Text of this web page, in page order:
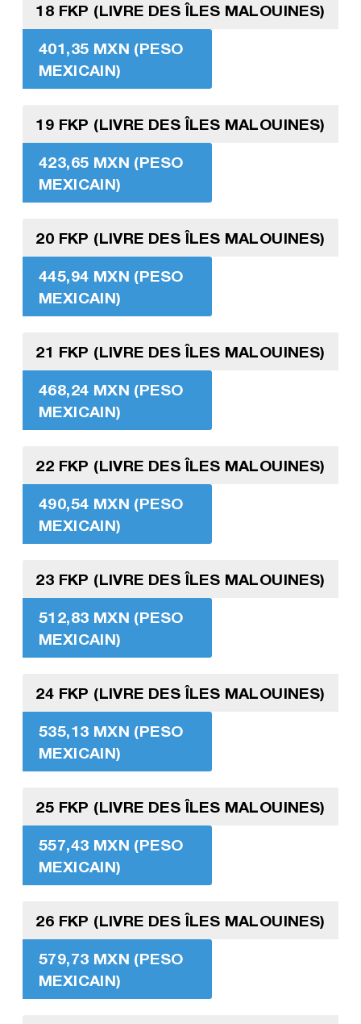
18 FKP (LIVRE DES ÎLES MALOUINES)
401,35 MXN (PESO
MEXICAIN)
19 FKP (LIVRE DES ÎLES MALOUINES)
423,65 MXN (PESO
MEXICAIN)
20 FKP (LIVRE DES ÎLES MALOUINES)
445,94 MXN (PESO
MEXICAIN)
21 FKP (LIVRE DES ÎLES MALOUINES)
468,24 MXN (PESO
MEXICAIN)
22 FKP (LIVRE DES ÎLES MALOUINES)
490,54 MXN (PESO
MEXICAIN)
23 FKP (LIVRE DES ÎLES MALOUINES)
512,83 MXN (PESO
MEXICAIN)
24 FKP (LIVRE DES ÎLES MALOUINES)
535,13 MXN (PESO
MEXICAIN)
25 FKP (LIVRE DES ÎLES MALOUINES)
557,43 MXN (PESO
MEXICAIN)
26 FKP (LIVRE DES ÎLES MALOUINES)
579,73 MXN (PESO
MEXICAIN)